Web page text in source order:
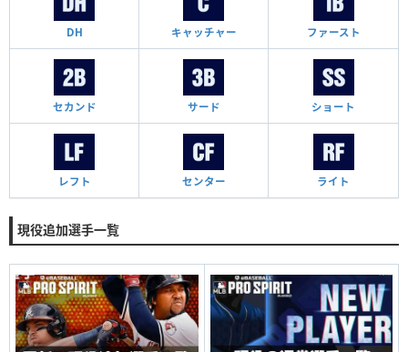
DH キャッチャー ファースト
セカンド サード ショート
レフト センター ライト
現役追加選手一覧